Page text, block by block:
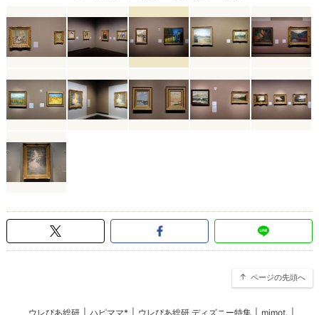
ページの先頭へ
ウレぴあ総研 ハピママ* ウレぴあ総研 ディズニー特集 mimot.